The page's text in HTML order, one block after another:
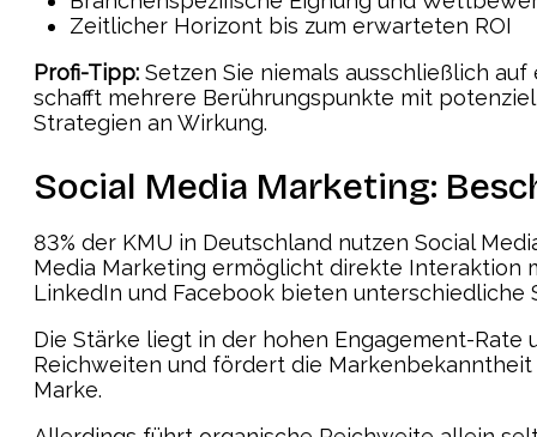
Zeitlicher Horizont bis zum erwarteten ROI
Profi-Tipp: Setzen Sie niemals ausschließlich
schafft mehrere Berührungspunkte mit
Strategien an Wirkung.
Social Media Marketing:
83% der KMU in Deutschland nutzen Social
Media Marketing ermöglicht direkte Interaktion
LinkedIn und Facebook bieten
Die Stärke liegt in der hohen Engagement-
Reichweiten und fördert die
Marke.